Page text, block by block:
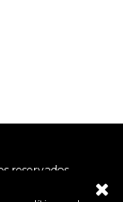
reservados.